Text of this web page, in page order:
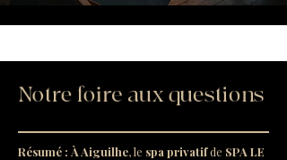
Notre foire aux questions
Résumé : À Aiguilhe, le spa privatif de SPA LE